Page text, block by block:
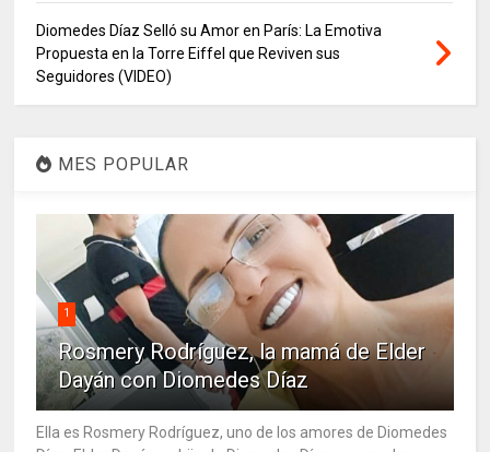
Diomedes Díaz Selló su Amor en París: La Emotiva
Propuesta en la Torre Eiffel que Reviven sus
Seguidores (VIDEO)
MES POPULAR
1
Rosmery Rodríguez, la mamá de Elder
Dayán con Diomedes Díaz
Ella es Rosmery Rodríguez, uno de los amores de Diomedes